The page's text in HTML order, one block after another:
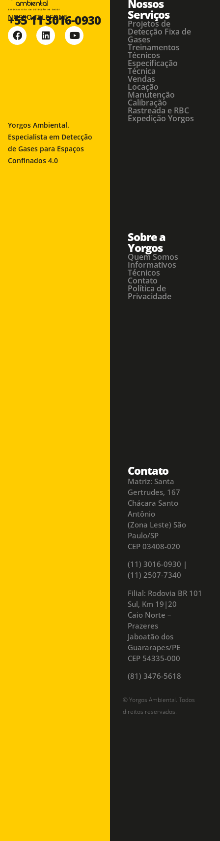
NOSSO TELEFONE
+55 11 3016-0930
Yorgos Ambiental.
Especialista em Detecção
de Gases para Espaços
Confinados 4.0
Nossos
Serviços
Projetos de
Detecção Fixa de
Gases
Treinamentos
Técnicos
Especificação
Técnica
Vendas
Locação
Manutenção
Calibração
Rastreada e RBC
Expedição Yorgos
Sobre a
Yorgos
Quem Somos
Informativos
Técnicos
Contato
Política de
Privacidade
Contato
Matriz: Santa
Gertrudes, 167
Chácara Santo
Antônio
(Zona Leste) São
Paulo/SP
CEP 03408-020
(11) 3016-0930​ |
(11) 2507-7340
Filial: Rodovia BR 101
Sul, Km 19|20
Caio Norte –
Prazeres
Jaboatão dos
Guararapes/PE
CEP 54335-000
(81) 3476-5618
© Yorgos Ambiental. Todos
direitos reservados.